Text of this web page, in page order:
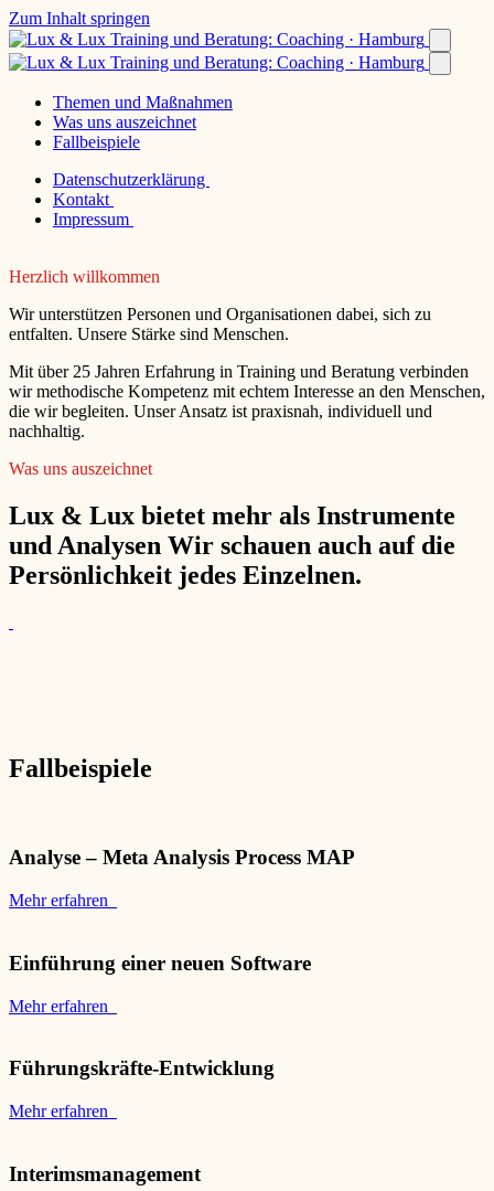
Zum Inhalt springen
Themen und Maßnahmen
Was uns auszeichnet
Fallbeispiele
Datenschutzerklärung
Kontakt
Impressum
Herzlich willkommen
Wir unterstützen Personen und Organisationen dabei, sich zu
entfalten. Unsere Stärke sind Menschen.
Mit über 25 Jahren Erfahrung in Training und Beratung verbinden
wir methodische Kompetenz mit echtem Interesse an den Menschen,
die wir begleiten. Unser Ansatz ist praxisnah, individuell und
nachhaltig.
Was uns auszeichnet
Lux & Lux bietet mehr als Instrumente
und Analysen Wir schauen auch auf die
Persönlichkeit jedes Einzelnen.
Fallbeispiele
Analyse – Meta Analysis Process MAP
Mehr erfahren
Einführung einer neuen Software
Mehr erfahren
Führungskräfte-Entwicklung
Mehr erfahren
Interimsmanagement